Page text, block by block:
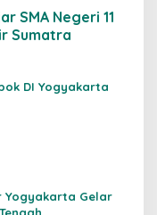
SMA Negeri 11
Sumatra
DI Yogyakarta
Yogyakarta Gelar